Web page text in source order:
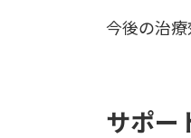
今後の治
サポー